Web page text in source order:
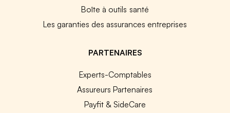
Boîte à outils santé
Les garanties des assurances entreprises
PARTENAIRES
Experts-Comptables
Assureurs Partenaires
Payfit & SideCare